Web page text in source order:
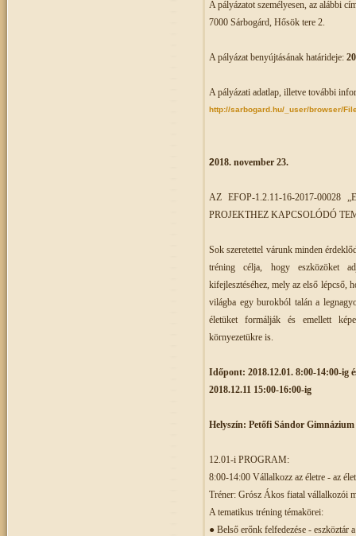
A pályázatot személyesen, az alábbi
7000 Sárbogárd, Hősök tere 2.
A pályázat benyújtásának határideje:
A pályázati adatlap, illetve további
http://sarbogard.hu/_user/browser/
2018. november 23.
AZ EFOP-1.2.11-16-2017-00028
PROJEKTHEZ KAPCSOLÓDÓ
Sok szeretettel várunk minden
tréning célja, hogy eszközöket
kifejlesztéséhez, mely az első lépcső,
világba egy burokból talán a
életüket formálják és emellett
környezetükre is.
Időpont: 2018.12.01. 8:00-14:00-ig
2018.12.11 15:00-16:00-ig
Helyszín: Petőfi Sándor
12.01-i PROGRAM:
8:00-14:00 Vállalkozz az életre - az
Tréner: Grósz Ákos fiatal vállalkozói
A tematikus tréning témakörei:
● Belső erőnk felfedezése - eszköztár